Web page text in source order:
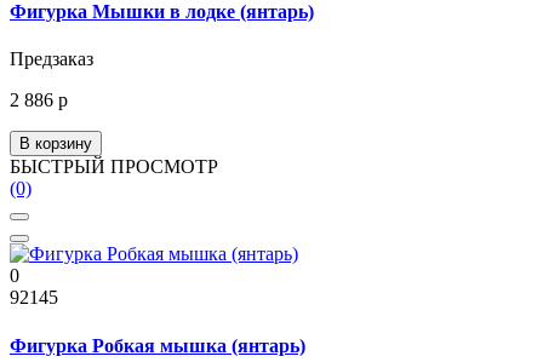
Фигурка Мышки в лодке (янтарь)
Предзаказ
2 886 р
В корзину
БЫСТРЫЙ ПРОСМОТР
(0)
0
92145
Фигурка Робкая мышка (янтарь)